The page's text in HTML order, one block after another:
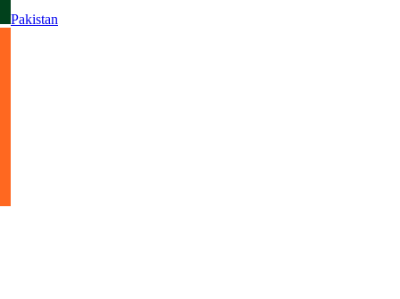
Pakistan